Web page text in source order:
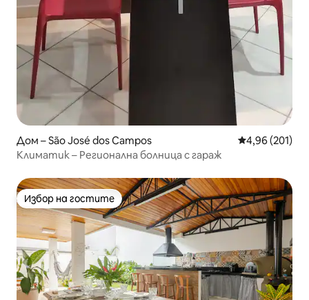
Дом – São José dos Campos Средна
4,96 (201)
Климатик – Регионална болница с гараж
Избор на гостите
Избор на гостите